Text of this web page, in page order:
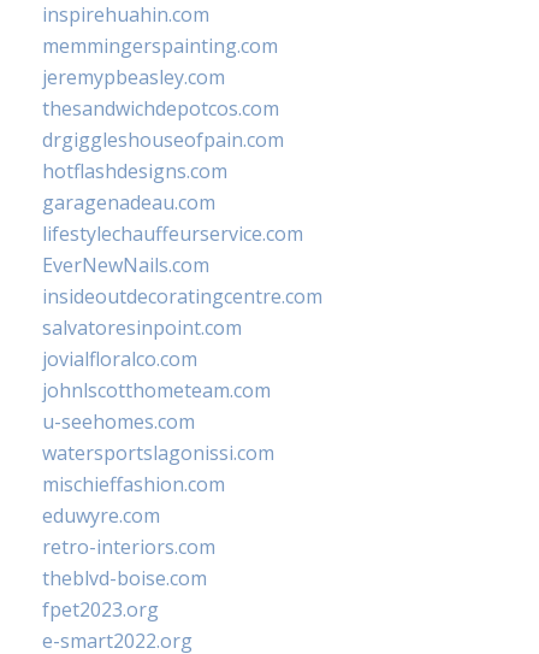
inspirehuahin.com
memmingerspainting.com
jeremypbeasley.com
thesandwichdepotcos.com
drgiggleshouseofpain.com
hotflashdesigns.com
garagenadeau.com
lifestylechauffeurservice.com
EverNewNails.com
insideoutdecoratingcentre.com
salvatoresinpoint.com
jovialfloralco.com
johnlscotthometeam.com
u-seehomes.com
watersportslagonissi.com
mischieffashion.com
eduwyre.com
retro-interiors.com
theblvd-boise.com
fpet2023.org
e-smart2022.org